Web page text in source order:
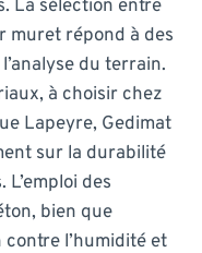
La sélection entre
muret répond à des
du terrain.
à choisir chez
Lapeyre, Gedimat
sur la durabilité
des
bien que
l’humidité et